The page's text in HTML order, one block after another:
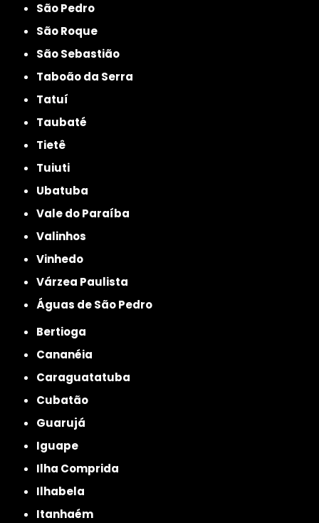
São Pedro
São Roque
São Sebastião
Taboão da Serra
Tatuí
Taubaté
Tietê
Tuiuti
Ubatuba
Vale do Paraíba
Valinhos
Vinhedo
Várzea Paulista
Águas de São Pedro
Bertioga
Cananéia
Caraguatatuba
Cubatão
Guarujá
Iguape
Ilha Comprida
Ilhabela
Itanhaém